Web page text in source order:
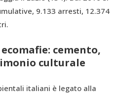
9.133 arresti, 12.374
cemento,
culturale
italiani è legato alla